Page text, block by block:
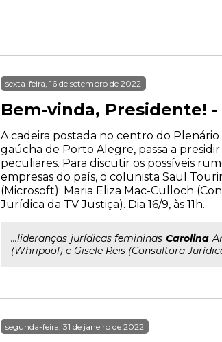
sexta-feira, 16 de setembro de 2022
Bem-vinda, Presidente!
A cadeira postada no centro do Plenário
gaúcha de Porto Alegre, passa a
peculiares. Para discutir os possíveis
empresas do país, o colunista Saul
(Microsoft); Maria Eliza Mac-Culloch
Jurídica da TV Justiça). Dia 16/9, às 11h.
...lideranças jurídicas femininasCarolina
(Whripool) e Gisele Reis (Consultora
segunda-feira, 31 de janeiro de 2022